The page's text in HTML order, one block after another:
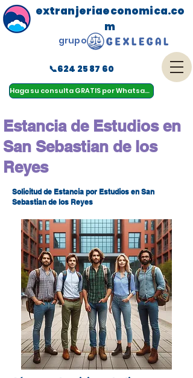
Haga su consulta GRATIS por Whatsapp
menu
extranjeriaeconomica.co
m
📞624 25 87 60
grupo
Estancia de Estudios en
San Sebastian de los
Reyes
Solicitud de Estancia por Estudios en San
Sebastian de los Reyes